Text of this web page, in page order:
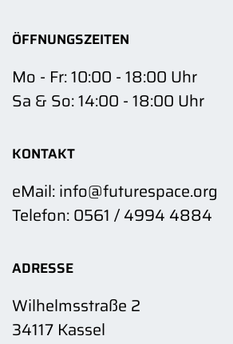
ÖFFNUNGSZEITEN
Mo - Fr: 10:00 - 18:00 Uhr
Sa & So: 14:00 - 18:00 Uhr
KONTAKT
eMail: info@futurespace.org
Telefon: 0561 / 4994 4884
ADRESSE
Wilhelmsstraße 2
34117 Kassel